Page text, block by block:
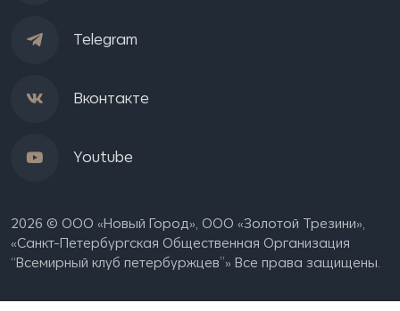
Telegram
Вконтакте
Youtube
2026 © ООО «Новый Город», OOO «Золотой Трезини»,
«Санкт-Петербургская Общественная Организация
“Всемирный клуб петербуржцев”» Все права защищены.